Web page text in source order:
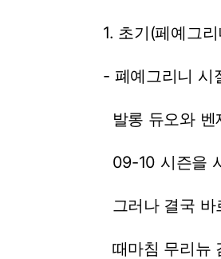
1. 초기(페예그
- 폐예그리니 시
발롱 듀오와 벤
09-10 시즌을
그러나 결국 바
때마침 무리뉴